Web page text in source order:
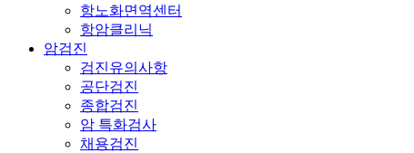
항노화면역센터
항암클리닉
암검진
검진유의사항
공단검진
종합검진
암 특화검사
채용검진